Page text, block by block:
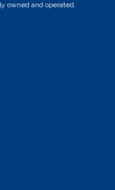
owned and operated.